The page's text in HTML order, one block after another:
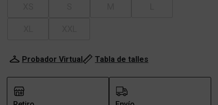
Probador Virtual Tabla de talles